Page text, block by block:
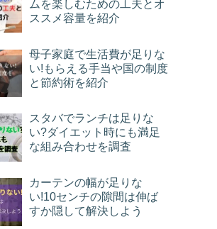
ムを楽しむための工夫とオ
ススメ容量を紹介
母子家庭で生活費が足りな
い!もらえる手当や国の制度
と節約術を紹介
スタバでランチは足りな
い?ダイエット時にも満足
な組み合わせを調査
カーテンの幅が足りな
い!10センチの隙間は伸ば
すか隠して解決しよう